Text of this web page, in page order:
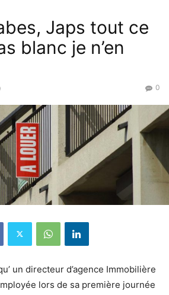
Japs tout ce
blanc je n’en
0
un directeur d’agence Immobilière
lors de sa première journée